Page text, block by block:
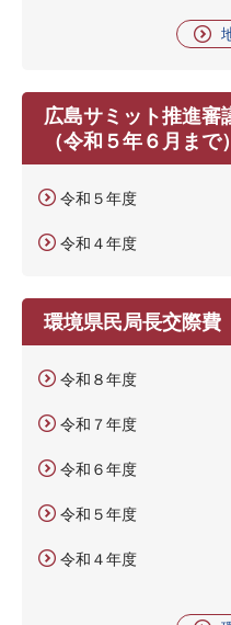
広島サミット推進審
（令和５年６月まで）
令和５年度
令和４年度
環境県民局長交際費
令和８年度
令和７年度
令和６年度
令和５年度
令和４年度